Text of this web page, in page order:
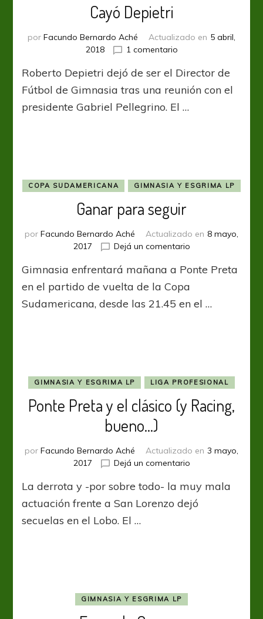
Cayó Depietri
por Facundo Bernardo Aché Actualizado en 5 abril,
2018
1 comentarioen
Depietri
Roberto Depietri dejó de ser el Director de
Fútbol de Gimnasia tras una reunión con el
presidente Gabriel Pellegrino. El …
COPA SUDAMERICANA GIMNASIA Y ESGRIMA LP
Ganar para seguir
por Facundo Bernardo Aché Actualizado en 8 mayo,
2017
Dejá un comentarioen
para
seguir
Gimnasia enfrentará mañana a Ponte Preta
en el partido de vuelta de la Copa
Sudamericana, desde las 21.45 en el …
GIMNASIA Y ESGRIMA LP LIGA PROFESIONAL
Ponte Preta y el clásico (y Racing,
bueno…)
por Facundo Bernardo Aché Actualizado en 3 mayo,
2017
Dejá un comentarioen
Preta
y
el
La derrota y -por sobre todo- la muy mala
actuación frente a San Lorenzo dejó
secuelas en el Lobo. El …
GIMNASIA Y ESGRIMA LP